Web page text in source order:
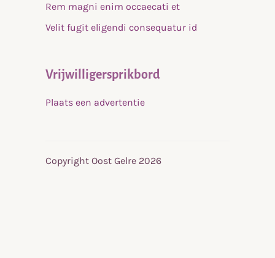
Rem magni enim occaecati et
Velit fugit eligendi consequatur id
Vrijwilligersprikbord
Plaats een advertentie
Copyright Oost Gelre 2026